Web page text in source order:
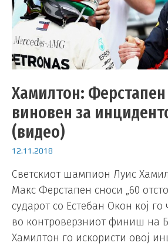
Хамилтон:
виновен за
(видео)
12.11.2018
Светскиот шампион Луис
Макс Ферстапен сноси „60
сударот со Естебан Окон кој
во контроверзниот финиш на
Хамилтон го искористи овој